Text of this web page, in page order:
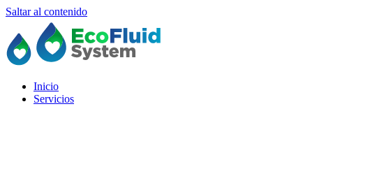
Saltar al contenido
Inicio
Servicios